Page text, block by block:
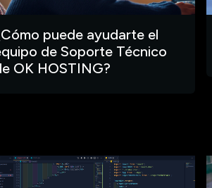
puede ayudarte el
de Soporte Técnico
OK HOSTING?